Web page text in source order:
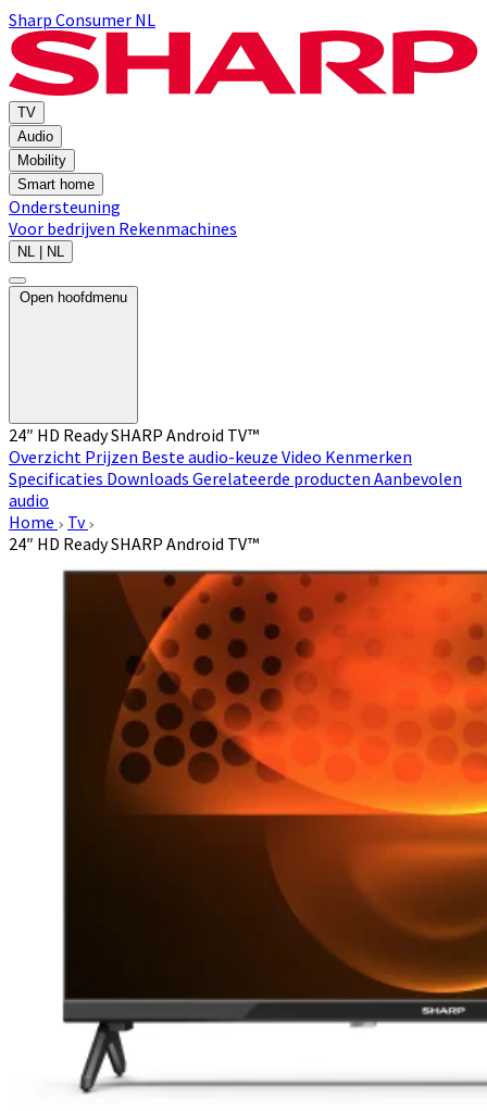
Sharp Consumer NL
TV
Audio
Mobility
Smart home
Ondersteuning
Voor bedrijven Rekenmachines
NL | NL
Open hoofdmenu
24″ HD Ready SHARP Android TV™
Overzicht Prijzen Beste audio-keuze Video Kenmerken
Specificaties Downloads Gerelateerde producten Aanbevolen
audio
Home
Tv
24″ HD Ready SHARP Android TV™